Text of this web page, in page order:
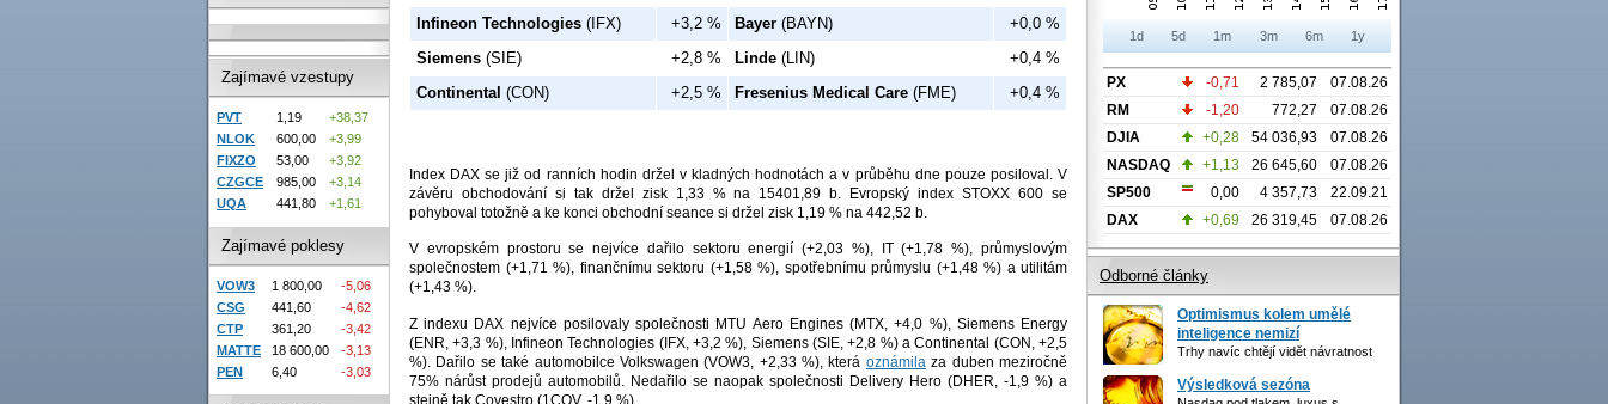
Infineon Technologies (IFX) +3,2 % Bayer (BAYN)
+0,0 %
Siemens (SIE) +2,8 % Linde (LIN)
+0,4 %
Continental (CON) +2,5 % Fresenius Medical Care (FME) +0,4 %
Index DAX se již od ranních hodin držel v kladných hodnotách a v průběhu dne pouze posiloval. V
závěru obchodování si tak držel zisk 1,33 % na 15401,89 b. Evropský index STOXX 600 se
pohyboval totožně a ke konci obchodní seance si držel zisk 1,19 % na 442,52 b.
V evropském prostoru se nejvíce dařilo sektoru energií (+2,03 %), IT (+1,78 %), průmyslovým
společnostem (+1,71 %), finančnímu sektoru (+1,58 %), spotřebnímu průmyslu (+1,48 %) a utilitám
(+1,43 %).
Z indexu DAX nejvíce posilovaly společnosti MTU Aero Engines (MTX, +4,0 %), Siemens Energy
(ENR, +3,3 %), Infineon Technologies (IFX, +3,2 %), Siemens (SIE, +2,8 %) a Continental (CON, +2,5
%). Dařilo se také automobilce Volkswagen (VOW3, +2,33 %), která oznámila za duben meziročně
75% nárůst prodejů automobilů. Nedařilo se naopak společnosti Delivery Hero (DHER, -1,9 %) a
stejně tak Covestro (1COV, -1,9 %).
Zajímavé vzestupy
PVT 1,19
+38,37
NLOK
600,00
+3,99
FIXZO
53,00
+3,92
CZGCE
985,00
+3,14
UQA
441,80 +1,61
Zajímavé poklesy
VOW3 1 800,00
-5,06
CSG
441,60
-4,62
CTP
361,20
-3,42
MATTE
18 600,00
-3,13
PEN
6,40 -3,03
1d 5d 1m 3m 6m 1y
PX -0,71 2 785,07
07.08.26
RM
-1,20 772,27
07.08.26
DJIA
+0,28 54 036,93
07.08.26
NASDAQ
+1,13 26 645,60
07.08.26
SP500
0,00 4 357,73
22.09.21
DAX
+0,69 26 319,45 07.08.26
Odborné články
Optimismus kolem umělé
inteligence nemizí
Trhy navíc chtějí vidět návratnost
Výsledková sezóna